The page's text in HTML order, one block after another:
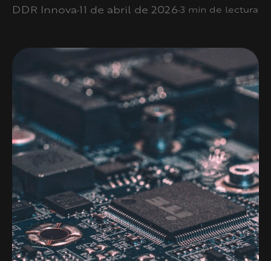
DDR Innova·11 de abril de 2026·3 min de lectura